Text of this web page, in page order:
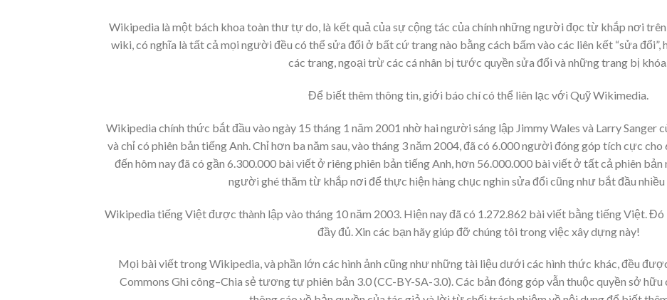
Wikipedia là một bách khoa toàn thư tự do, là kết quả của sự cộng tác của chính những người đọc từ khắp nơi
wiki, có nghĩa là tất cả mọi người đều có thể sửa đổi ở bất cứ trang nào bằng cách bấm vào các liên kết “sửa đổi”,
các trang, ngoại trừ các cá nhân bị tước quyền sửa đổi và những trang bị
Để biết thêm thông tin, giới báo chí có thể liên lạc với Quỹ Wikimedia.
Wikipedia chính thức bắt đầu vào ngày 15 tháng 1 năm 2001 nhờ hai người sáng lập Jimmy Wales và Larry Sanger
và chỉ có phiên bản tiếng Anh. Chỉ hơn ba năm sau, vào tháng 3 năm 2004, đã có 6.000 người đóng góp tích cực
đến hôm nay đã có gần 6.300.000 bài viết ở riêng phiên bản tiếng Anh, hơn 56.000.000 bài viết ở tất cả phiên
người ghé thăm từ khắp nơi để thực hiện hàng chục nghìn sửa đổi cũng như bắt đầu
Wikipedia tiếng Việt được thành lập vào tháng 10 năm 2003. Hiện nay đã có 1.272.862 bài viết bằng tiếng Việt.
đầy đủ. Xin các bạn hãy giúp đỡ chúng tôi trong việc xây dựng này!
Mọi bài viết trong Wikipedia, và phần lớn các hình ảnh cũng như những tài liệu dưới các hình thức khác, đều
Commons Ghi công–Chia sẻ tương tự phiên bản 3.0 (CC-BY-SA-3.0). Các bản đóng góp vẫn thuộc quyền sở